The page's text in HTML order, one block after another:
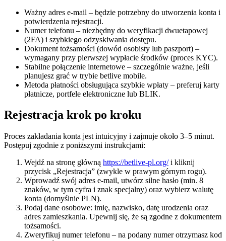
Ważny adres e-mail – będzie potrzebny do utworzenia konta i
potwierdzenia rejestracji.
Numer telefonu – niezbędny do weryfikacji dwuetapowej
(2FA) i szybkiego odzyskiwania dostępu.
Dokument tożsamości (dowód osobisty lub paszport) –
wymagany przy pierwszej wypłacie środków (proces KYC).
Stabilne połączenie internetowe – szczególnie ważne, jeśli
planujesz grać w trybie betlive mobile.
Metoda płatności obsługująca szybkie wpłaty – preferuj karty
płatnicze, portfele elektroniczne lub BLIK.
Rejestracja krok po kroku
Proces zakładania konta jest intuicyjny i zajmuje około 3–5 minut.
Postępuj zgodnie z poniższymi instrukcjami:
Wejdź na stronę główną https://betlive-pl.org/i kliknij
przycisk „Rejestracja” (zwykle w prawym górnym rogu).
Wprowadź swój adres e-mail, utwórz silne hasło (min. 8
znaków, w tym cyfra i znak specjalny) oraz wybierz walutę
konta (domyślnie PLN).
Podaj dane osobowe: imię, nazwisko, datę urodzenia oraz
adres zamieszkania. Upewnij się, że są zgodne z dokumentem
tożsamości.
Zweryfikuj numer telefonu – na podany numer otrzymasz kod